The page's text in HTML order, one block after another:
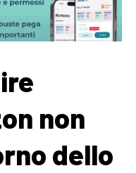
non
dello